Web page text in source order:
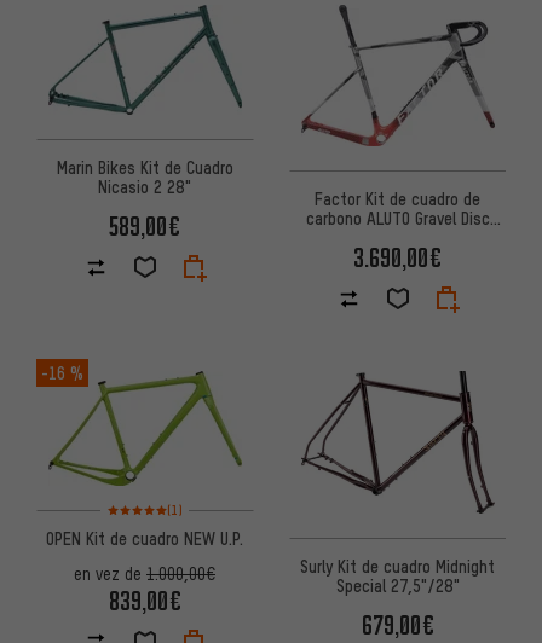
Marin Bikes Kit de Cuadro
Nicasio 2 28"
589,00€
Factor Kit de cuadro de
carbono ALUTO Gravel Disc
3.690,00€
-16 %
Valoración media: 5 de 5 basada en 1 reseñas
(1)
OPEN Kit de cuadro NEW U.P.
en vez de 1.000,00€
839,00€
Surly Kit de cuadro Midnight
Special 27,5"/28"
679,00€